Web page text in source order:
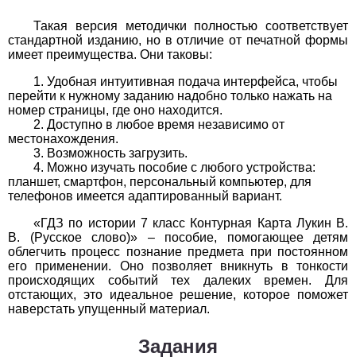
2 3 4 5 6 7 8 9 10
11
Химия
2 3 4 5 6 7 8 9 10
11
Черчение
2 3 4 5 6
Экология
2 3 4 5 6 7 8 9 10
11
Экономика
1
2 3 4 5 6 7 8 9 10 11
Такая версия методички полностью соответствует
стандартной изданию, но в отличие от печатной формы
имеет преимущества. Они таковы:
Удобная интуитивная подача интерфейса, чтобы
перейти к нужному заданию надобно только нажать на
номер страницы, где оно находится.
Доступно в любое время независимо от
местонахождения.
Возможность загрузить.
Можно изучать пособие с любого устройства:
планшет, смартфон, персональный компьютер, для
телефонов имеется адаптированный вариант.
«ГДЗ по истории 7 класс Контурная Карта Лукин В.
В. (Русское слово)» – пособие, помогающее детям
облегчить процесс познание предмета при постоянном
его применении. Оно позволяет вникнуть в тонкости
происходящих событий тех далеких времен. Для
отстающих, это идеальное решение, которое поможет
наверстать упущенный материал.
Задания